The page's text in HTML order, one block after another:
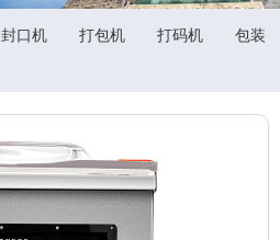
封口机 打包机 打码机
包装